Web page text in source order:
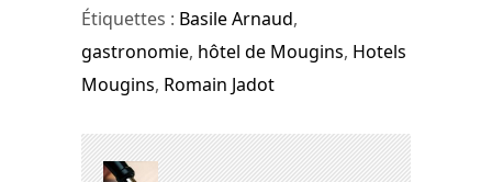
Étiquettes : Basile Arnaud,
gastronomie, hôtel de Mougins, Hotels
Mougins, Romain Jadot